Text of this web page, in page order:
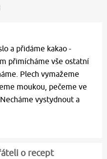
a přidáme kakao -
přimícháme vše ostatní
Plech vymažeme
moukou, pečeme ve
vystydnout a
o recept